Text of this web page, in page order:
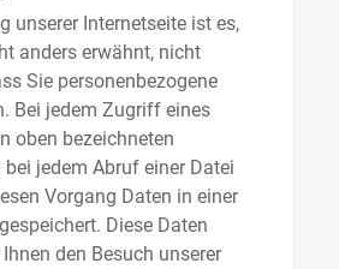
unserer Internetseite ist es,
anders erwähnt, nicht
Sie personenbezogene
Bei jedem Zugriff eines
oben bezeichneten
jedem Abruf einer Datei
Vorgang Daten in einer
Diese Daten
den Besuch unserer